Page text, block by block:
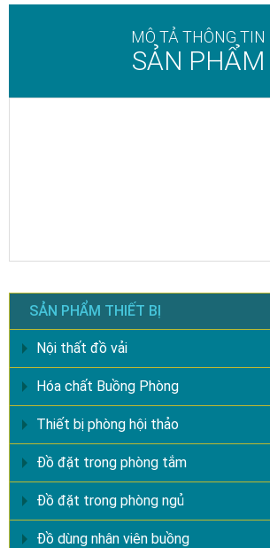
MÔ TẢ THÔNG TIN
SẢN PHẨM
SẢN PHẨM THIẾT BỊ
Nội thất đồ vải
Hóa chất Buồng Phòng
Thiết bị phòng hội thảo
Đồ đặt trong phòng tắm
Đồ đặt trong phòng ngủ
Đồ dùng nhân viên buồng